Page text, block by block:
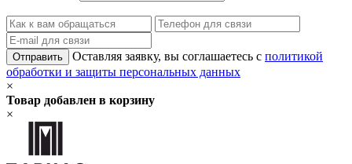
Отправить Оставляя заявку, вы соглашаетесь с политикой
обработки и защиты персональных данных
×
Товар добавлен в корзину
×